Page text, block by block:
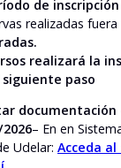
de
realizadas
realizará la
paso
2026– En en
Udelar: Acceda